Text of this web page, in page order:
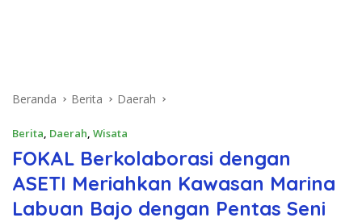
Beranda Berita Daerah
Berita, Daerah, Wisata
FOKAL Berkolaborasi dengan
ASETI Meriahkan Kawasan Marina
Labuan Bajo dengan Pentas Seni